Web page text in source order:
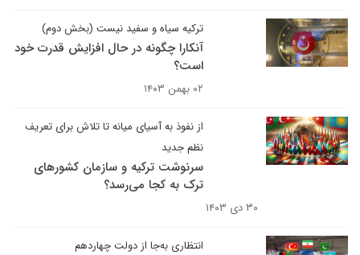
ترکیه سیاه و سفید نیست (بخش دوم)
آنکارا چگونه در حال افزایش قدرت خود
است؟
۰۲ بهمن ۱۴۰۳
از نفوذ به آسیای میانه تا تلاش برای تعریف
نظم جدید
سرنوشت ترکیه و سازمان کشورهای
ترک به کجا می‌رسد؟
۳۰ دی ۱۴۰۳
انتظاری به‌جا از دولت چهاردهم